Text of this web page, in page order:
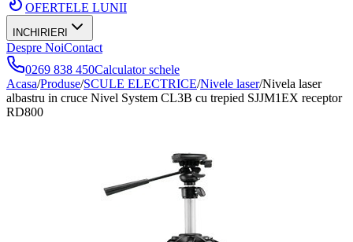
OFERTELE LUNII
INCHIRIERI
Despre NoiContact
0269 838 450Calculator schele
Acasa/Produse/SCULE ELECTRICE/Nivele laser/Nivela laser
albastru in cruce Nivel System CL3B cu trepied SJJM1EX receptor
RD800